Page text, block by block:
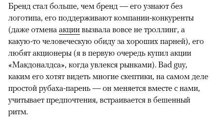
Бренд стал больше, чем бренд — его узнают без
логотипа, его поддерживают компании-конкуренты
(даже отмена акции вызвала вовсе не троллинг, а
какую-то человеческую обиду за хороших парней), его
любят акционеры (я в первую очередь купил акции
«Макдоналдса», когда увлекся рынками). Bad guy,
каким его хотят видеть многие скептики, на самом деле
простой рубаха-парень — он меняется вместе с нами,
учитывает предпочтения, встраивается в бешенный
ритм.